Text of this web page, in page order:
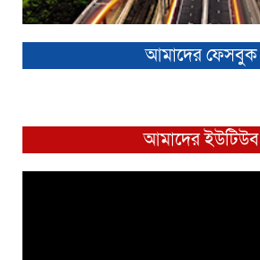
আমাদের ফেসবুক
আমাদের ইউটিউব